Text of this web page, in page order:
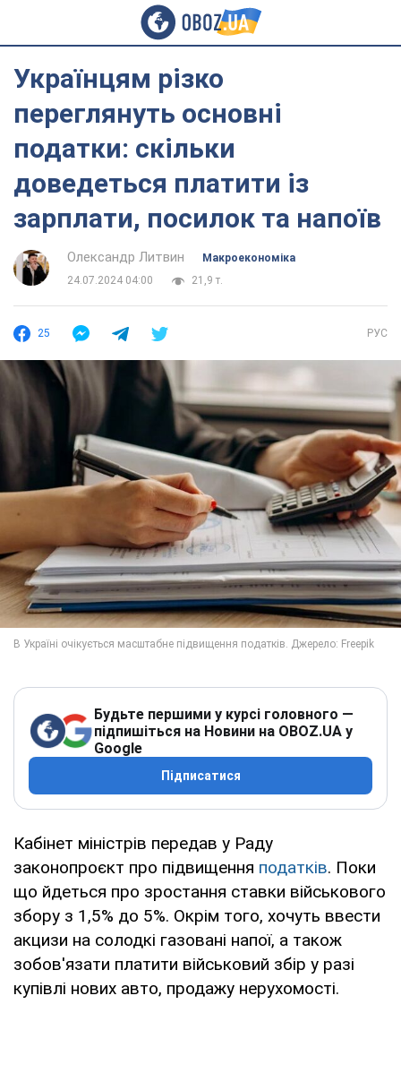
Українцям різко
переглянуть основні
податки: скільки
доведеться платити із
зарплати, посилок та напоїв
Олександр Литвин
Mакроекономіка
24.07.2024 04:00
21,9 т.
25 РУС
Будьте першими у курсі головного —
підпишіться на Новини на OBOZ.UA у
Google
Підписатися
Кабінет міністрів передав у Раду
законопроєкт про підвищення податків. Поки
що йдеться про зростання ставки військового
збору з 1,5% до 5%. Окрім того, хочуть ввести
акцизи на солодкі газовані напої, а також
зобов'язати платити військовий збір у разі
купівлі нових авто, продажу нерухомості.